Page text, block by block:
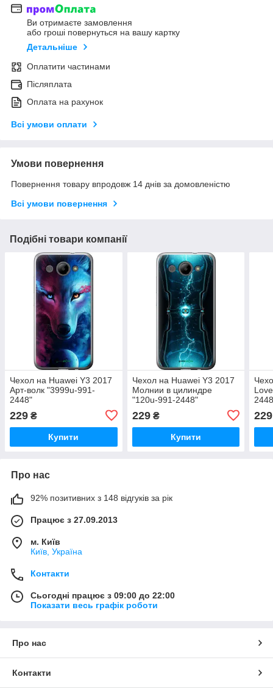
Ви отримаєте замовлення
або гроші повернуться на вашу картку
Детальніше
Оплатити частинами
Післяплата
Оплата на рахунок
Всі умови оплати
Умови повернення
Повернення товару впродовж 14 днів за домовленістю
Всі умови повернення
Подібні товари компанії
Чехол на Huawei Y3 2017
Арт-волк "3999u-991-
2448"
229 ₴
Купити
Чехол на Huawei Y3 2017
Молнии в цилиндре
"120u-991-2448"
229₴
Купити
229
Про нас
92% позитивних з 148 відгуків за рік
Працює з 27.09.2013
м. Київ
Київ, Україна
Контакти
Сьогодні працює з 09:00 до 22:00
Показати весь графік роботи
Про нас
Контакти